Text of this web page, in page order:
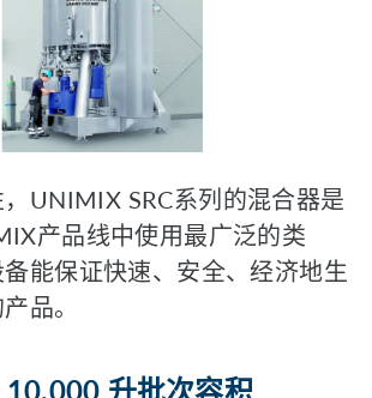
UNIMIX SRC系列的混合器是
产品线中使用最广泛的类
能保证快速、安全、经济地生
品。
升批次容积